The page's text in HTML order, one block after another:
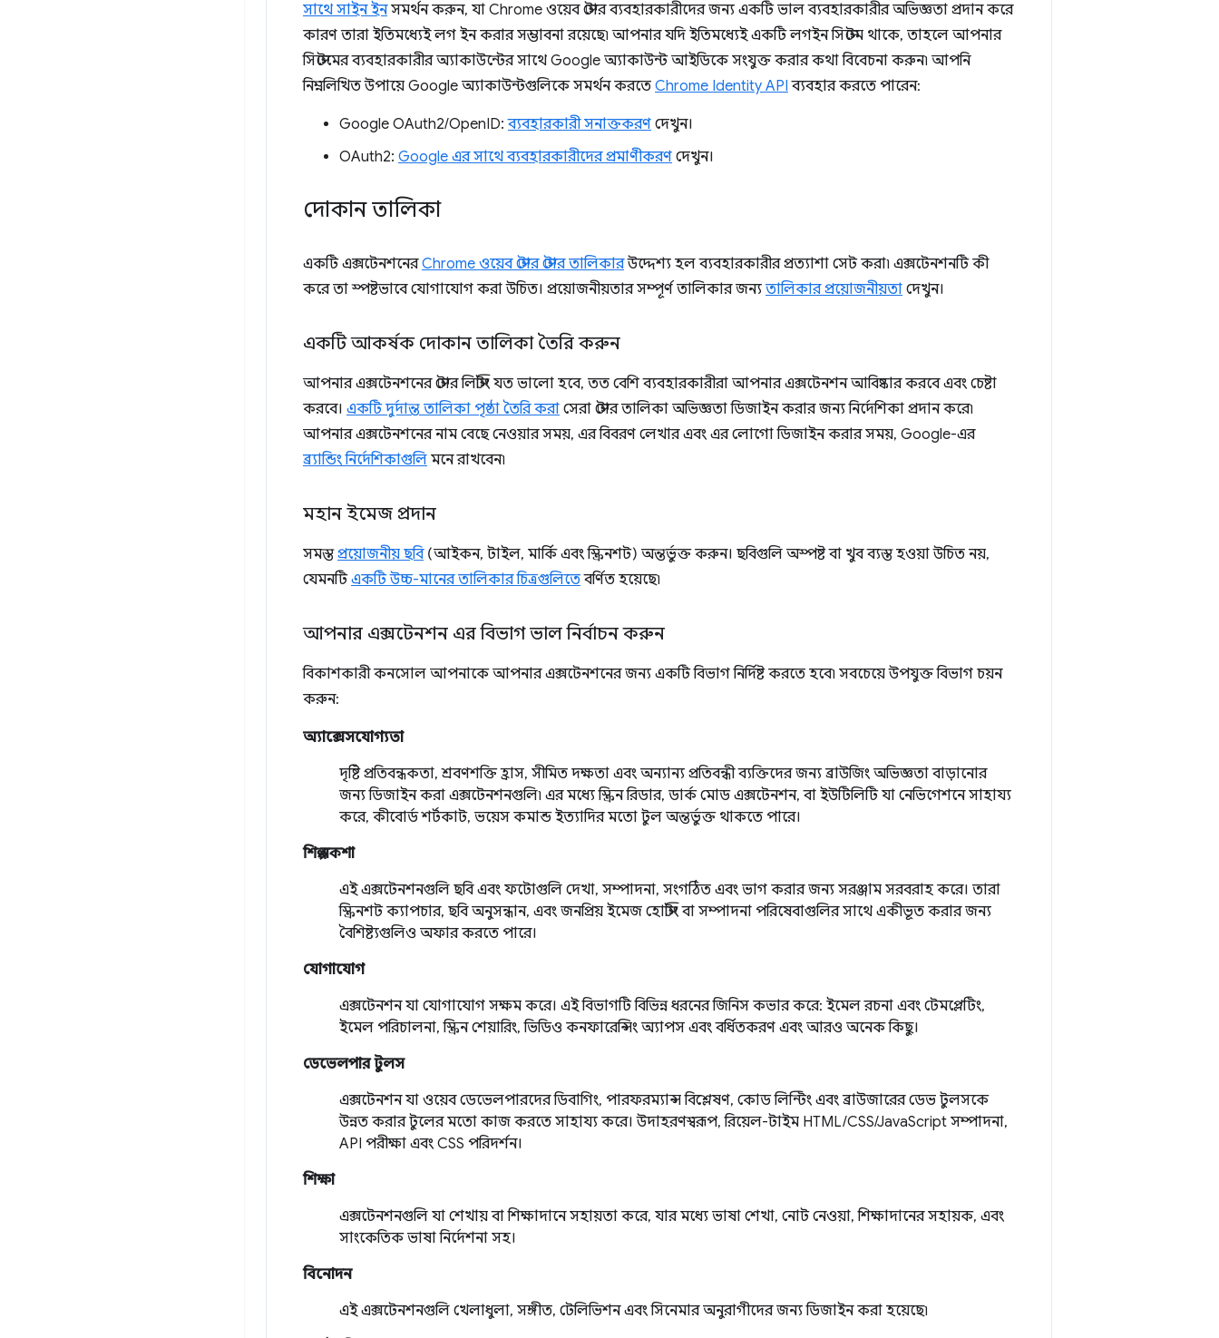
সাথে সাইন ইনসমর্থন করুন, যা Chrome ওয়েব স্টোর ব্যবহারকারীদের জন্য একটি ভাল ব্যবহারকারীর অভিজ্ঞতা প্রদান করে
কারণ তারা ইতিমধ্যেই লগ ইন করার সম্ভাবনা রয়েছে৷ আপনার যদি ইতিমধ্যেই একটি লগইন সিস্টেম থাকে, তাহলে আপনার
সিস্টেমের ব্যবহারকারীর অ্যাকাউন্টের সাথে Google অ্যাকাউন্ট আইডিকে সংযুক্ত করার কথা বিবেচনা করুন৷ আপনি
নিম্নলিখিত উপায়ে Google অ্যাকাউন্টগুলিকে সমর্থন করতে Chrome Identity API ব্যবহার করতে পারেন:
Google OAuth2/OpenID:ব্যবহারকারী সনাক্তকরণ দেখুন।
OAuth2: Google এর সাথে ব্যবহারকারীদের প্রমাণীকরণ দেখুন।
দোকান তালিকা
একটি এক্সটেনশনেরChrome ওয়েব স্টোর স্টোর তালিকারউদ্দেশ্য হল ব্যবহারকারীর প্রত্যাশা সেট করা৷ এক্সটেনশনটি কী
করে তা স্পষ্টভাবে যোগাযোগ করা উচিত। প্রয়োজনীয়তার সম্পূর্ণ তালিকার জন্য তালিকার প্রয়োজনীয়তা দেখুন।
একটি আকর্ষক দোকান তালিকা তৈরি করুন
আপনার এক্সটেনশনের স্টোর লিস্টিং যত ভালো হবে, তত বেশি ব্যবহারকারীরা আপনার এক্সটেনশন আবিষ্কার করবে এবং চেষ্টা
করবে। একটি দুর্দান্ত তালিকা পৃষ্ঠা তৈরি করা সেরা স্টোর তালিকা অভিজ্ঞতা ডিজাইন করার জন্য নির্দেশিকা প্রদান করে৷
আপনার এক্সটেনশনের নাম বেছে নেওয়ার সময়, এর বিবরণ লেখার এবং এর লোগো ডিজাইন করার সময়, Google-এর
ব্র্যান্ডিং নির্দেশিকাগুলি মনে রাখবেন৷
মহান ইমেজ প্রদান
সমস্তপ্রয়োজনীয় ছবি(আইকন, টাইল, মার্কি এবং স্ক্রিনশট) অন্তর্ভুক্ত করুন। ছবিগুলি অস্পষ্ট বা খুব ব্যস্ত হওয়া উচিত নয়,
যেমনটিএকটি উচ্চ-মানের তালিকার চিত্রগুলিতেবর্ণিত হয়েছে৷
আপনার এক্সটেনশন এর বিভাগ ভাল নির্বাচন করুন
বিকাশকারী কনসোল আপনাকে আপনার এক্সটেনশনের জন্য একটি বিভাগ নির্দিষ্ট করতে হবে৷ সবচেয়ে উপযুক্ত বিভাগ চয়ন
করুন:
অ্যাক্সেসযোগ্যতা
দৃষ্টি প্রতিবন্ধকতা, শ্রবণশক্তি হ্রাস, সীমিত দক্ষতা এবং অন্যান্য প্রতিবন্ধী ব্যক্তিদের জন্য ব্রাউজিং অভিজ্ঞতা বাড়ানোর
জন্য ডিজাইন করা এক্সটেনশনগুলি৷ এর মধ্যে স্ক্রিন রিডার, ডার্ক মোড এক্সটেনশন, বা ইউটিলিটি যা নেভিগেশনে সাহায্য
করে, কীবোর্ড শর্টকাট, ভয়েস কমান্ড ইত্যাদির মতো টুল অন্তর্ভুক্ত থাকতে পারে।
শিল্প নকশা
এই এক্সটেনশনগুলি ছবি এবং ফটোগুলি দেখা, সম্পাদনা, সংগঠিত এবং ভাগ করার জন্য সরঞ্জাম সরবরাহ করে। তারা
স্ক্রিনশট ক্যাপচার, ছবি অনুসন্ধান, এবং জনপ্রিয় ইমেজ হোস্টিং বা সম্পাদনা পরিষেবাগুলির সাথে একীভূত করার জন্য
বৈশিষ্ট্যগুলিও অফার করতে পারে।
যোগাযোগ
এক্সটেনশন যা যোগাযোগ সক্ষম করে। এই বিভাগটি বিভিন্ন ধরনের জিনিস কভার করে: ইমেল রচনা এবং টেমপ্লেটিং,
ইমেল পরিচালনা, স্ক্রিন শেয়ারিং, ভিডিও কনফারেন্সিং অ্যাপস এবং বর্ধিতকরণ এবং আরও অনেক কিছু।
ডেভেলপার টুলস
এক্সটেনশন যা ওয়েব ডেভেলপারদের ডিবাগিং, পারফরম্যান্স বিশ্লেষণ, কোড লিন্টিং এবং ব্রাউজারের ডেভ টুলসকে
উন্নত করার টুলের মতো কাজ করতে সাহায্য করে। উদাহরণস্বরূপ, রিয়েল-টাইম HTML/CSS/JavaScript সম্পাদনা,
API পরীক্ষা এবং CSS পরিদর্শন।
শিক্ষা
এক্সটেনশনগুলি যা শেখায় বা শিক্ষাদানে সহায়তা করে, যার মধ্যে ভাষা শেখা, নোট নেওয়া, শিক্ষাদানের সহায়ক, এবং
সাংকেতিক ভাষা নির্দেশনা সহ।
বিনোদন
এই এক্সটেনশনগুলি খেলাধুলা, সঙ্গীত, টেলিভিশন এবং সিনেমার অনুরাগীদের জন্য ডিজাইন করা হয়েছে৷